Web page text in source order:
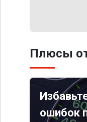
Плюсы
ошибок